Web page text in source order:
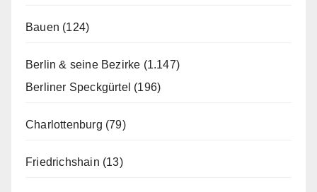
Bauen (124)
Berlin & seine Bezirke (1.147)
Berliner Speckgürtel (196)
Charlottenburg (79)
Friedrichshain (13)